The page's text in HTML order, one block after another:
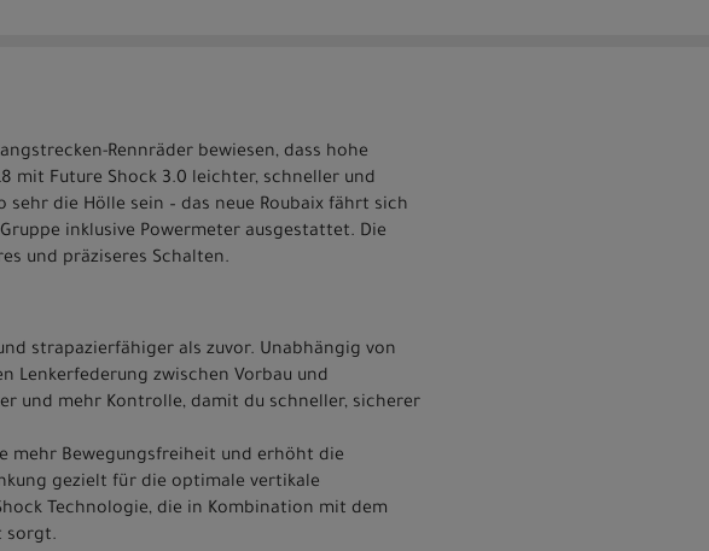
Rennräder bewiesen, dass hohe
mit Future Shock 3.0 leichter, schneller und
die Hölle sein – das neue Roubaix fährt sich
inklusive Powermeter ausgestattet. Die
und präziseres Schalten.
strapazierfähiger als zuvor. Unabhängig von
Lenkerfederung zwischen Vorbau und
und mehr Kontrolle, damit du schneller, sicherer
mehr Bewegungsfreiheit und erhöht die
gezielt für die optimale vertikale
Technologie, die in Kombination mit dem
sorgt.